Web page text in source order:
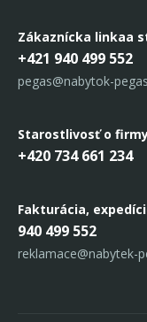
Zákaznícka linkaa
+421 940 499 552
pegas@nabytok-
Starostlivosť o
+420 734 661 234
Fakturácia,
940 499 552
reklamace@nabytek-